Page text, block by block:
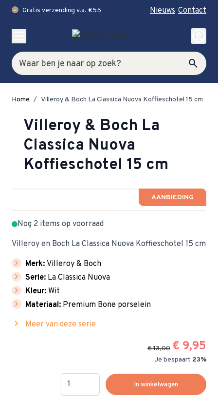
check Gratis verzending v.a. €55 Nieuws Contact
Zoek search
account_circle
Home / Villeroy & Boch La Classica Nuova Koffieschotel 15 cm
Villeroy & Boch La
Classica Nuova
Koffieschotel 15 cm
AANBIEDING
Nog 2 items op voorraad
Villeroy en Boch La Classica Nuova Koffieschotel 15 cm
chevron_right Merk: Villeroy & Boch
chevron_right Serie: La Classica Nuova
chevron_right Kleur: Wit
chevron_right Materiaal: Premium Bone porselein
chevron_right Meer van deze serie
€ 13,00 € 9,95
Je bespaart 23%
Hoeveelheid
In winkelwagen